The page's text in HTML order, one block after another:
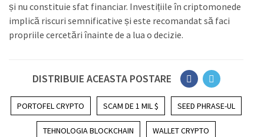
și nu constituie sfat financiar. Investițiile în criptomonede
implică riscuri semnificative și este recomandat să faci
propriile cercetări înainte de a lua o decizie.
DISTRIBUIE ACEASTA POSTARE
PORTOFEL CRYPTO SCAM DE 1 MIL $ SEED PHRASE-UL
TEHNOLOGIA BLOCKCHAIN WALLET CRYPTO